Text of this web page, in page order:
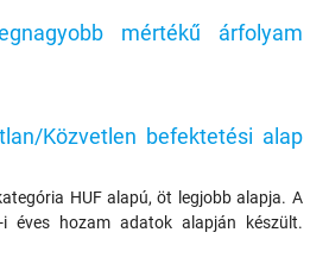
mértékű árfolyam
Közvetlen befektetési alap
HUF alapú, öt legjobb alapja. A
éves hozam adatok alapján készült.